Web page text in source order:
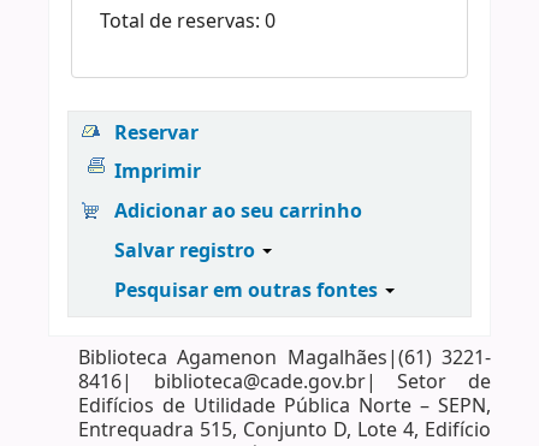
Total de reservas: 0
Reservar
Imprimir
Adicionar ao seu carrinho
Salvar registro
Pesquisar em outras fontes
Biblioteca Agamenon Magalhães|(61) 3221-
8416| biblioteca@cade.gov.br| Setor de
Edifícios de Utilidade Pública Norte – SEPN,
Entrequadra 515, Conjunto D, Lote 4, Edifício